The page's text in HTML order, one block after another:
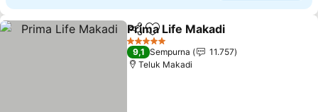
BagikanTambahkan ke favorit
Prima Life Makadi
5 Bintang
9,1 Sempurna
11.757
Teluk Makadi